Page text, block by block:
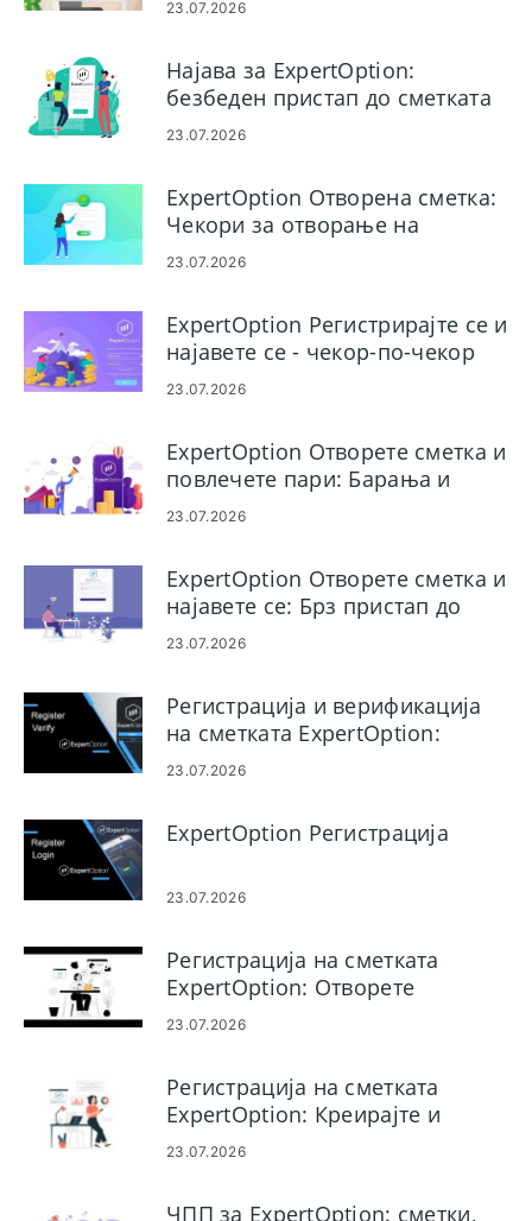
23.07.2026
Најава за ExpertOption:
безбеден пристап до сметката
и решавање проблеми
23.07.2026
ExpertOption Отворена сметка:
Чекори за отворање на
трговска сметка
23.07.2026
ExpertOption Регистрирајте се и
најавете се - чекор-по-чекор
пристап до сметката
23.07.2026
ExpertOption Отворете сметка и
повлечете пари: Барања и
процес
23.07.2026
ExpertOption Отворете сметка и
најавете се: Брз пристап до
сметката
23.07.2026
Регистрација и верификација
на сметката ExpertOption:
чекори и барања
23.07.2026
ExpertOption Регистрација
23.07.2026
Регистрација на сметката
ExpertOption: Отворете
трговска сметка
23.07.2026
Регистрација на сметката
ExpertOption: Креирајте и
регистрирајте ја вашата сметка
23.07.2026
ЧПП за ExpertOption: сметки,